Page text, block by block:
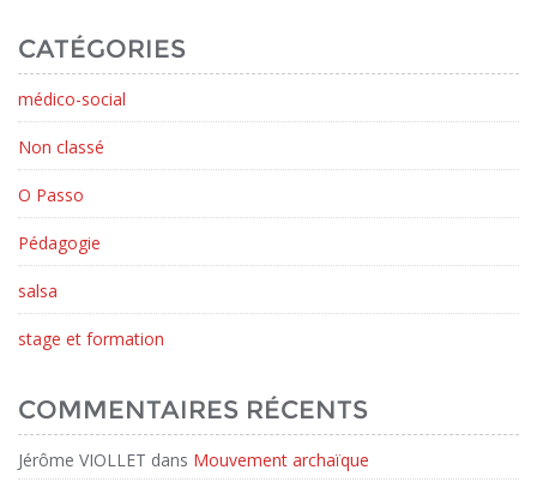
CATÉGORIES
médico-social
Non classé
O Passo
Pédagogie
salsa
stage et formation
COMMENTAIRES RÉCENTS
Jérôme VIOLLET dans Mouvement archaïque